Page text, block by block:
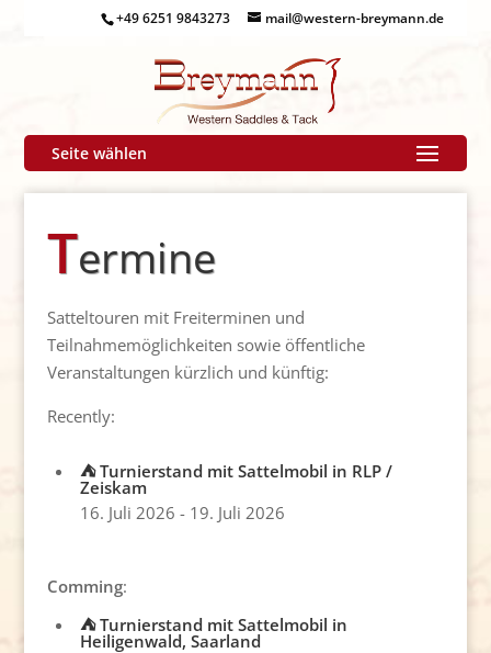
+49 6251 9843273 mail@western-breymann.de
Seite wählen
Termine
Satteltouren mit Freiterminen und
Teilnahmemöglichkeiten sowie öffentliche
Veranstaltungen kürzlich und künftig:
Recently:
⛺ Turnierstand mit Sattelmobil in RLP /
Zeiskam
16. Juli 2026 - 19. Juli 2026
Comming:
⛺ Turnierstand mit Sattelmobil in
Heiligenwald, Saarland